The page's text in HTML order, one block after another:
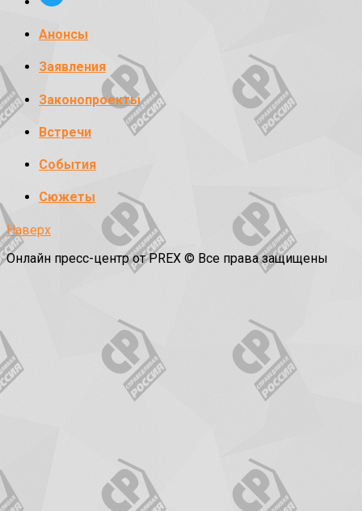
Анонсы
Заявления
Законопроекты
Встречи
События
Сюжеты
Наверх
Онлайн пресс-центр от PREX © Все права защищены